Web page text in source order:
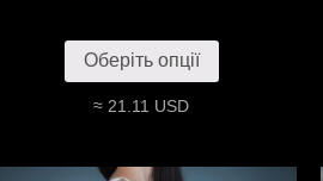
Оберіть опції
≈ 21.11 USD